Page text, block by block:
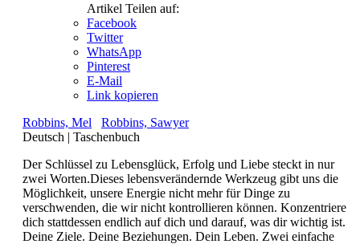
Artikel Teilen auf:
Facebook
Twitter
WhatsApp
Pinterest
E-Mail
Link kopieren
Robbins, Mel
Robbins, Sawyer
Deutsch | Taschenbuch
Der Schlüssel zu Lebensglück, Erfolg und Liebe steckt in nur
zwei Worten.Dieses lebensverändernde Werkzeug gibt uns die
Möglichkeit, unsere Energie nicht mehr für Dinge zu
verschwenden, die wir nicht kontrollieren können. Konzentriere
dich stattdessen endlich auf dich und darauf, was dir wichtig ist.
Deine Ziele. Deine Beziehungen. Dein Leben. Zwei einfache